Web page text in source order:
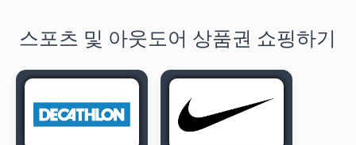
스포츠 및 아웃도어 상품권 쇼핑하기